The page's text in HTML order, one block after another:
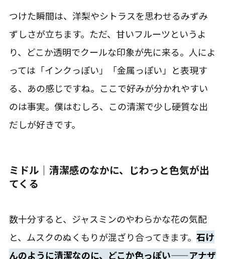
つけた瞬間は、洋梨やシトラスを思わせるみずみ
ずしさが立ちます。ただ、甘いフルーツというよ
り、どこか透明でクールな印象が先に来る。人によ
っては「インクっぽい」「金属っぽい」と表現す
る、あの感じですね。ここで好みが分かれやすい
のは事実。僕はむしろ、この清潔で少し硬質な出
だしが好きです。
ミドル｜清潔感のなかに、じわっと色気が出
てくる
数十分すると、ジャスミンのやわらかな花の気配
と、ムスクのぬくもりが混ざり合ってきます。 石け
んのように清潔なのに、どこか色っぽい——アナザ